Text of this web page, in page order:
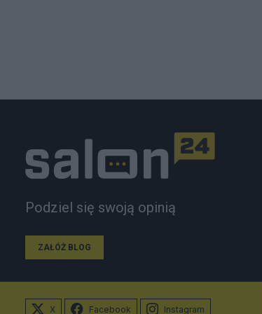
Podziel się swoją opinią
ZAŁÓŻ BLOG
X Facebook Instagram